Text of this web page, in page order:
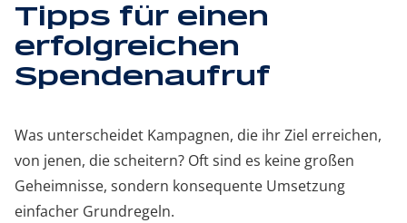
Tipps für einen
erfolgreichen
Spendenaufruf
Was unterscheidet Kampagnen, die ihr Ziel erreichen,
von jenen, die scheitern? Oft sind es keine großen
Geheimnisse, sondern konsequente Umsetzung
einfacher Grundregeln.